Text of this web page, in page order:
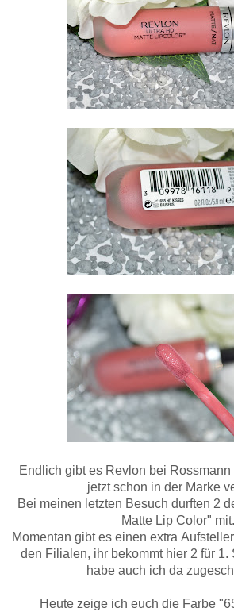
Endlich gibt es Revlon bei
jetzt schon in der Marke
Bei meinen letzten Besuch durften 2
Matte Lip Color" mit.
Momentan gibt es einen extra
den Filialen, ihr bekommt hier 2 für 1.
habe auch ich da
Heute zeige ich euch die Farbe